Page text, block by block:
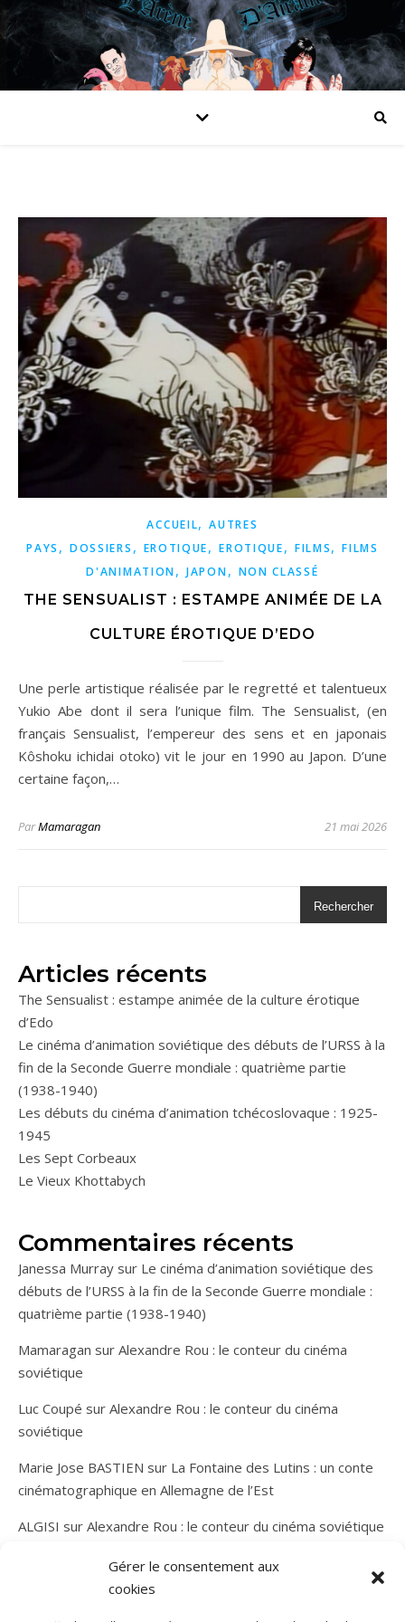
Gérer le consentement aux
cookies
ACCUEIL,AUTRES
PAYS , DOSSIERS , EROTIQUE,EROTIQUE, FILMS,FILMS
D'ANIMATION,JAPON, NON CLASSÉ
THE SENSUALIST : ESTAMPE ANIMÉE DE LA
CULTURE ÉROTIQUE D’EDO
Une perle artistique réalisée par le regretté et talentueux
Yukio Abe dont il sera l’unique film. The Sensualist, (en
français Sensualist, l’empereur des sens et en japonais
Kôshoku ichidai otoko) vit le jour en 1990 au Japon. D’une
certaine façon,…
ParMamaragan 21 mai 2026
Rechercher
Articles récents
The Sensualist : estampe animée de la culture érotique
d’Edo
Le cinéma d’animation soviétique des débuts de l’URSS à la
fin de la Seconde Guerre mondiale : quatrième partie
(1938-1940)
Les débuts du cinéma d’animation tchécoslovaque : 1925-
1945
Les Sept Corbeaux
Le Vieux Khottabych
Commentaires récents
Janessa Murray sur Le cinéma d’animation soviétique des
débuts de l’URSS à la fin de la Seconde Guerre mondiale :
quatrième partie (1938-1940)
Mamaragan sur Alexandre Rou : le conteur du cinéma
soviétique
Luc Coupé sur Alexandre Rou : le conteur du cinéma
soviétique
Marie Jose BASTIEN sur La Fontaine des Lutins : un conte
cinématographique en Allemagne de l’Est
ALGISI sur Alexandre Rou : le conteur du cinéma soviétique